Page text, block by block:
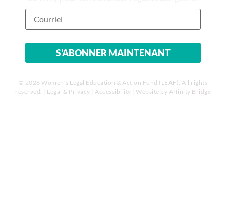
© 2026 Women’s Legal Education & Action Fund (LEAF). All rights
reserved. | Legal & Privacy | Accessibility | Website by Affinity Bridge